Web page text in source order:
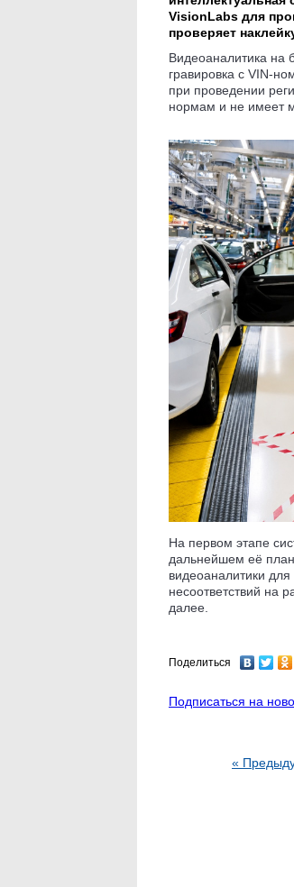
VisionLabs для
проверяет
Видеоаналитика на
гравировка с VIN-
при проведении
нормам и не имеет
На первом этапе
дальнейшем её
видеоаналитики для
несоответствий на
далее.
Поделиться
Подписаться на
«